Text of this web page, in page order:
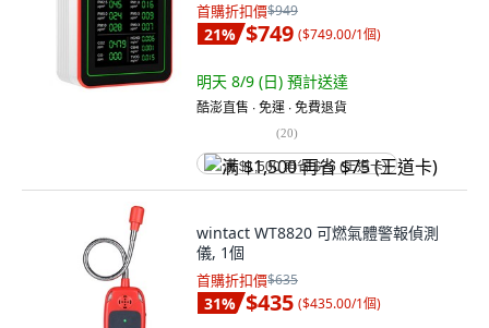
首購折扣價$949
21% $749 ($749.00/1個)
明天 8/9 (日) 預計送達
酷澎直售 ∙ 免運 ∙ 免費退貨
(20)
满 $1,500 再省 $75 (王道卡)
wintact WT8820 可燃氣體警報偵測
儀, 1個
首購折扣價$635
31% $435 ($435.00/1個)